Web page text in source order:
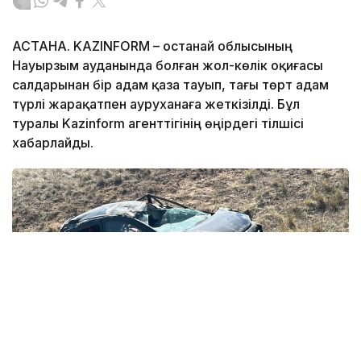
АСТАНА. KAZINFORM – Қостанай облысының
Науырзым ауданында болған жол-көлік оқиғасы
салдарынан бір адам қаза тауып, тағы төрт адам
түрлі жарақатпен ауруханаға жеткізілді. Бұл
туралы Kazinform агенттігінің өңірдегі тілшісі
хабарлайды.